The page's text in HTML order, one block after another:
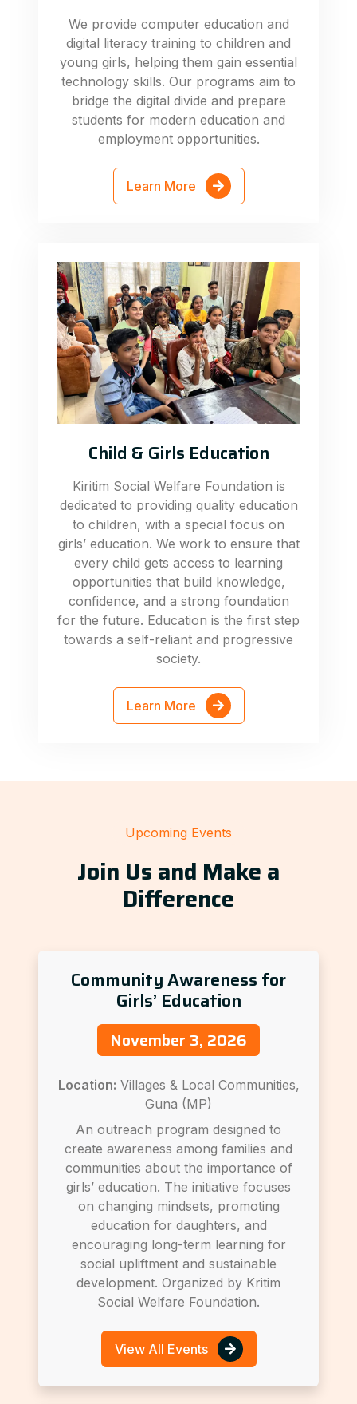
We provide computer education and
digital literacy training to children and
young girls, helping them gain essential
technology skills. Our programs aim to
bridge the digital divide and prepare
students for modern education and
employment opportunities.
Learn More
Child & Girls Education
Kiritim Social Welfare Foundation is
dedicated to providing quality education
to children, with a special focus on
girls’ education. We work to ensure that
every child gets access to learning
opportunities that build knowledge,
confidence, and a strong foundation
for the future. Education is the first step
towards a self-reliant and progressive
society.
Learn More
Upcoming Events
Join Us and Make a
Difference
Community Awareness for
Girls’ Education
November 3, 2026
Location: Villages & Local Communities,
Guna (MP)
An outreach program designed to
create awareness among families and
communities about the importance of
girls’ education. The initiative focuses
on changing mindsets, promoting
education for daughters, and
encouraging long-term learning for
social upliftment and sustainable
development. Organized by Kritim
Social Welfare Foundation.
View All Events